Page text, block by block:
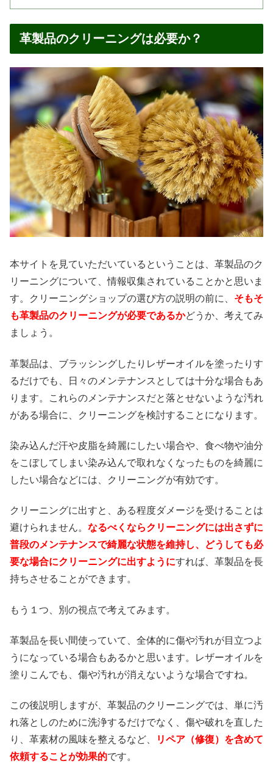
革製品のクリーニングは必要か？
本サイトを見ていただいているということは、革製品のク
リーニングについて、情報収集されていることかと思いま
す。クリーニングショップの選び方の説明の前に、 そもそ
も革製品のクリーニングが必要であるかどうか、考えてみ
ましょう。
革製品は、ブラッシングしたりレザーオイルを塗ったりす
るだけでも、日々のメンテナンスとしては十分な場合もあ
ります。これらのメンテナンスだと落とせないような汚れ
がある場合に、クリーニングを検討することになります。
染み込んだ汗や皮脂を綺麗にしたい場合や、食べ物や油分
をこぼしてしまい染み込んで取れなくなったものを綺麗に
したい場合などには、クリーニングが有効です。
クリーニングに出すと、ある程度ダメージを受けることは
避けられません。 なるべくならクリーニングには出さずに
普段のメンテナンスで綺麗な状態を維持し、どうしても必
要な場合にクリーニングに出すようにすれば、革製品を長
持ちさせることができます。
もう１つ、別の視点で考えてみます。
革製品を長い間使っていて、全体的に傷や汚れが目立つよ
うになっている場合もあるかと思います。レザーオイルを
塗りこんでも、傷や汚れが消えないような場合ですね。
この後説明しますが、革製品のクリーニングでは、単に汚
れ落としのために洗浄するだけでなく、傷や破れを直した
り、革素材の風味を整えるなど、
リペア（修復）を含めて
依頼することが効果的です。